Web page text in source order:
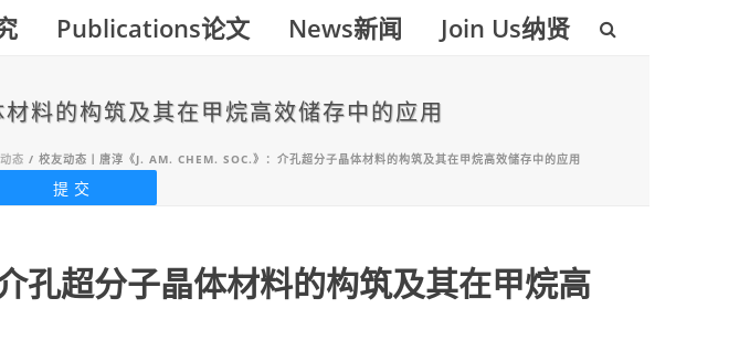
Publications论文 News新闻 Join Us纳贤
料的构筑及其在甲烷高效储存中的应用
态 / 校友动态丨唐淳《J. AM. CHEM. SOC.》：介孔超分子晶体材料的构筑及其在甲烷高效储存中的应用
孔超分子晶体材料的构筑及其在甲烷高